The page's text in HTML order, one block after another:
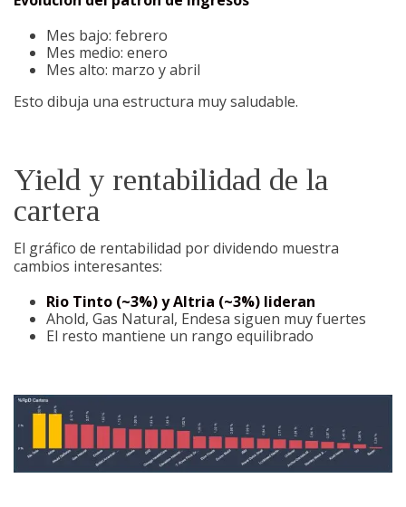
Mes bajo: febrero
Mes medio: enero
Mes alto: marzo y abril
Esto dibuja una estructura muy saludable.
Yield y rentabilidad de la
cartera
El gráfico de rentabilidad por dividendo muestra
cambios interesantes:
Rio Tinto (~3%) y Altria (~3%) lideran
Ahold, Gas Natural, Endesa siguen muy fuertes
El resto mantiene un rango equilibrado